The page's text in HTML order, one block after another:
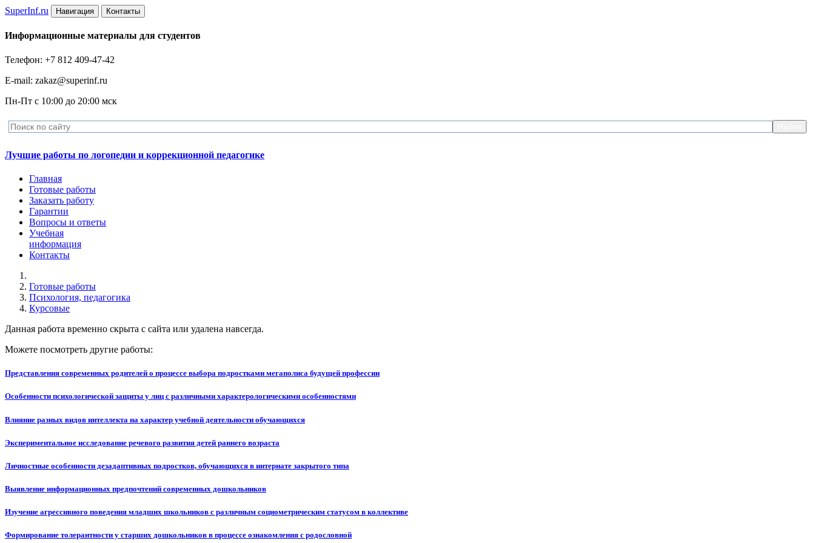
SuperInf.ru Навигация Контакты
Информационные материалы для студентов
Телефон: +7 812 409-47-42
E-mail: zakaz@superinf.ru
Пн-Пт с 10:00 до 20:00 мск
Лучшие работы по логопедии и коррекционной педагогике
Главная
Готовые работы
Заказать работу
Гарантии
Вопросы и ответы
Учебная
информация
Контакты
Готовые работы
Психология, педагогика
Курсовые
Данная работа временно скрыта с сайта или удалена навсегда.
Можете посмотреть другие работы:
Представления современных родителей о процессе выбора подростками мегаполиса будущей профессии
Особенности психологической защиты у лиц с различными характерологическими особенностями
Влияние разных видов интеллекта на характер учебной деятельности обучающихся
Экспериментальное исследование речевого развития детей раннего возраста
Личностные особенности дезадаптивных подростков, обучающихся в интернате закрытого типа
Выявление информационных предпочтений современных дошкольников
Изучение агрессивного поведения младших школьников с различным социометрическим статусом в коллективе
Формирование толерантности у старших дошкольников в процессе ознакомления с родословной